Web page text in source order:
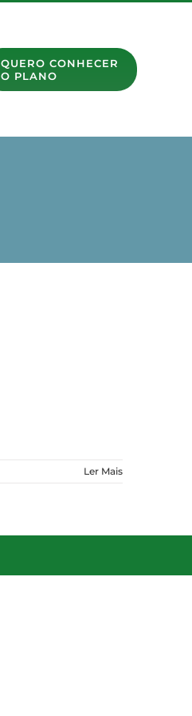
QUERO CONHECER
O PLANO
Ler Mais